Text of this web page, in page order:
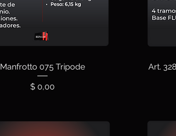
Manfrotto 075 Tripode
Precio
$ 0,00
Art.